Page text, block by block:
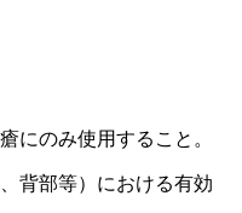
にのみ使用すること。
背部等）における有効